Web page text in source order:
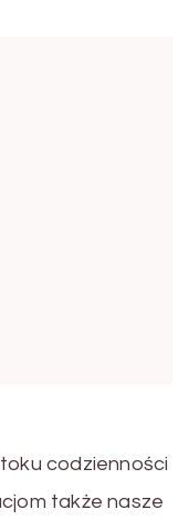
codzienności
także nasze